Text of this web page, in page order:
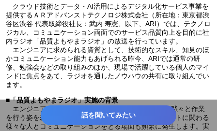
クラウド技術とデータ・AI活用によるデジタル化サービス事業を
提供するＡＲアドバンストテクノロジ株式会社（所在地：東京都渋
谷区渋谷 代表取締役社長：武内 寿憲、以下、ARI）では、テクノロ
ジカル、コミュニケーション両面でのサービス品質向上を目的に社
内ラジオ「品質よもやまラジオ」の放送を行っています。
エンジニアに求められる資質として、技術的なスキル、知見のほ
かコミュニケーション能力もあげられる昨今、ARIでは通常の研
修、勉強会などの取り組みのほか、現場で活躍している個人のマイ
ンドに焦点をあて、ラジオを通したノウハウの共有に取り組んでい
ます。
■「品質よもやまラジオ」実施の背景
エンジニアのイメージといえば、一人でPCに向かい黙々と作業
を行う姿を想像する人が多いと思いますが、プロジェクトに関わる
様々な人とコミュニケーションをとる場面も頻繁に発生します。実
話を聞いてみたい